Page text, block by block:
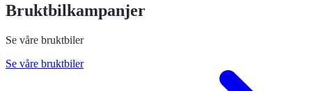
Bruktbilkampanjer
Se våre bruktbiler
Se våre bruktbiler